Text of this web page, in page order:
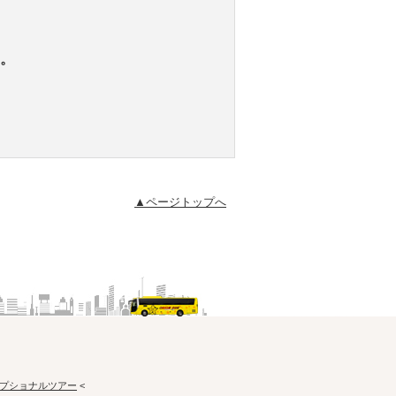
▲ページトップへ
ショナルツアー <